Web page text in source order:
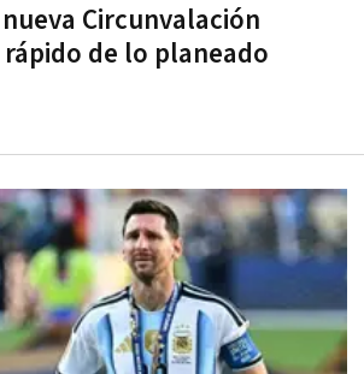
Circunvalación
de lo planeado